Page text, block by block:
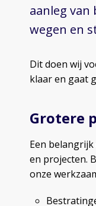
aanleg
wegen en
Dit doen wij
klaar en gaat
Grotere
Een
en projecten.
onze